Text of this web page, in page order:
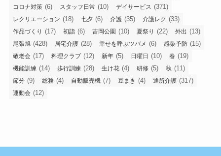
コロナ対策 (6) スタッフ日常 (10) デイサービス (371)
レクリエーション (18) 七夕 (6) 介護 (35) 介護レク (33)
作品づくり (17) 初詣 (6) 吉岡公園 (10) 夏祭り (22) 外出 (13)
尾張旭 (428) 居宅介護 (28) 幸せを呼ぶツバメ (6) 感染予防 (15)
敬老会 (17) 料理クラブ (12) 新年 (5) 日曜日 (10) 春 (19)
機能訓練 (14) 歩行訓練 (28) 生け花 (4) 研修 (5) 秋 (11)
節分 (9) 総務 (4) 自動販売機 (7) 豆まき (4) 通所介護 (317)
運動会 (12)